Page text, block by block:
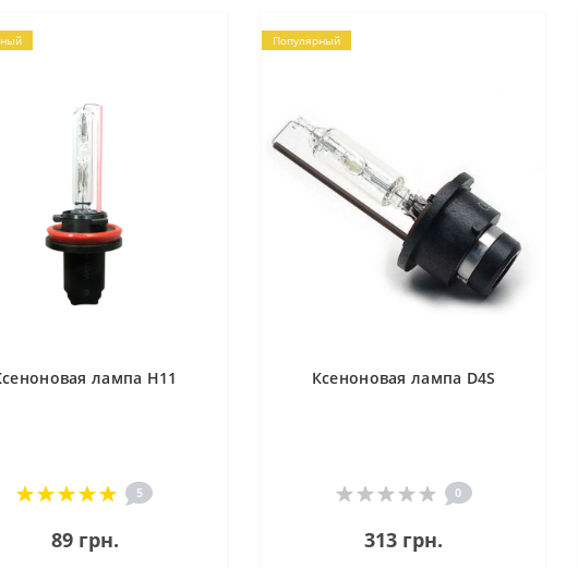
лампа H11
5
89 грн.
Популярный
Ксеноновая лампа D4S
0
313 грн.